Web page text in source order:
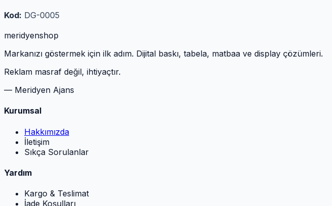
Kod: DG-0005
meridyenshop
Markanızı göstermek için ilk adım. Dijital baskı, tabela, matbaa ve display çözümleri.
Reklam masraf değil, ihtiyaçtır.
— Meridyen Ajans
Kurumsal
Hakkımızda
İletişim
Sıkça Sorulanlar
Yardım
Kargo & Teslimat
İade Koşulları